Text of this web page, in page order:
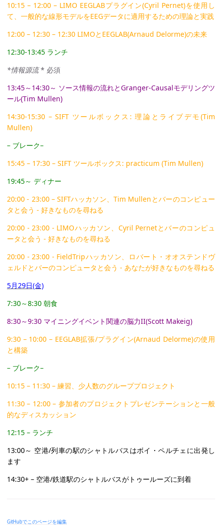
10:15 – 12:00 – LIMO EEGLABプラグイン(Cyril Pernet)を使用し
て、一般的な線形モデルをEEGデータに適用するための理論と実践
12:00 – 12:30 – 12:30 LIMOとEEGLAB(Arnaud Delorme)の未来
12:30-13:45 ランチ
*情報源流* 必須
13:45～14:30～ ソース情報の流れとGranger-Causalモデリングツ
ール(Tim Mullen)
14:30-15:30 – SIFT ツールボックス: 理論とライブデモ(Tim
Mullen)
– ブレーク–
15:45 – 17:30 – SIFT ツールボックス: practicum (Tim Mullen)
19:45～ ディナー
20:00 - 23:00 – SIFTハッカソン、Tim Mullenとバーのコンピュー
タと会う - 好きなものを尋ねる
20:00 - 23:00 - LIMOハッカソン、Cyril Pernetとバーのコンピュ
ータと会う - 好きなものを尋ねる
20:00 - 23:00 - FieldTripハッカソン、ロバート・オオステンドヴ
ェルドとバーのコンピュータと会う - あなたが好きなものを尋ねる
5月29日(金)
7:30～8:30 朝食
8:30～9:30 マイニングイベント関連の脳力II(Scott Makeig)
9:30 – 10:00 – EEGLAB拡張/プラグイン(Arnaud Delorme)の使用
と構築
– ブレーク–
10:15 – 11:30 – 練習、少人数のグループプロジェクト
11:30 – 12:00 – 参加者のプロジェクトプレゼンテーションと一般
的なディスカッション
12:15 – ランチ
13:00～ 空港/列車の駅のシャトルバスはボイ・ペルチェに出発し
ます
14:30+ – 空港/鉄道駅のシャトルバスがトゥールーズに到着
GitHubでこのページを編集